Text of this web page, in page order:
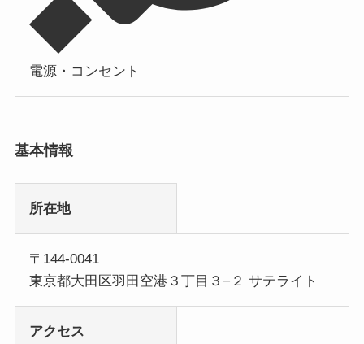
電源・コンセント
基本情報
所在地
〒144-0041
東京都大田区羽田空港３丁目３−２ サテライト
アクセス